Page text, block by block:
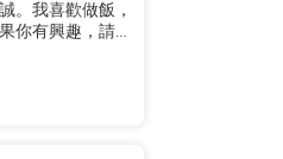
。我喜歡做飯，
你有興趣，請隨